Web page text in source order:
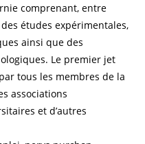
comprenant, entre
études expérimentales,
ainsi que des
Le premier jet
tous les membres de la
associations
et d’autres